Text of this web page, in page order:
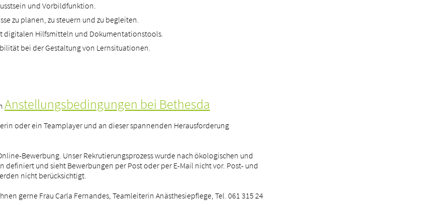
und Vorbildfunktion.
zu planen, zu steuern und zu begleiten.
digitalen Hilfsmitteln und Dokumentationstools.
bei der Gestaltung von Lernsituationen.
Anstellungsbedingungen bei Bethesda
oder ein Teamplayer und an dieser spannenden Herausforderung
Bewerbung. Unser Rekrutierungsprozess wurde nach ökologischen und
definiert und sieht Bewerbungen per Post oder per E-Mail nicht vor. Post- und
nicht berücksichtigt.
gerne Frau Carla Fernandes, Teamleiterin Anästhesiepflege, Tel. 061 315 24